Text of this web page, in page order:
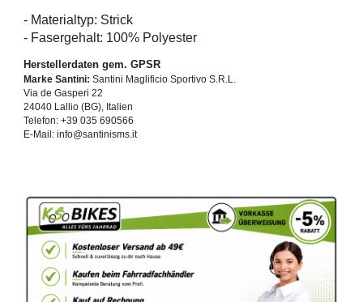
- Materialtyp: Strick
- Fasergehalt: 100% Polyester
Herstellerdaten gem. GPSR
Marke Santini: Santini Maglificio Sportivo S.R.L.
Via de Gasperi 22
24040 Lallio (BG), Italien
Telefon: +39 035 690566
E-Mail: info@santinisms.it